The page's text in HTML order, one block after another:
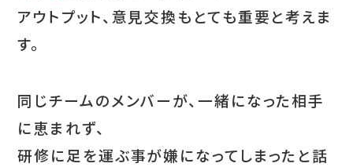
アウトプット、意見交換もとても重要と考えま
す。
同じチームのメンバーが、一緒になった相手
に恵まれず、
研修に足を運ぶ事が嫌になってしまったと話